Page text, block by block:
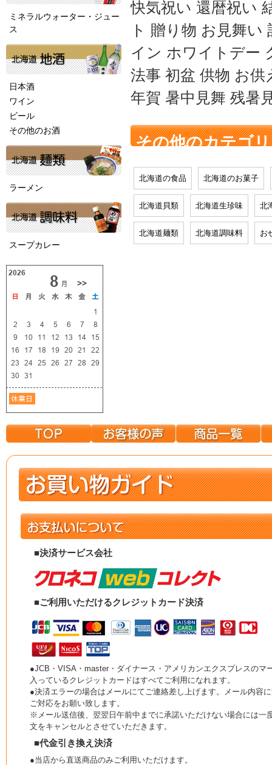
快気祝い 還暦祝い
ト 贈り物 お見舞
イン ホワイトデー
法事 初盆 供物 お供
年賀 暑中見舞 残暑
その他のカテゴリ
北海道の食品 北海道のお菓子
北海道貝類 北海道生珍味 北
北海道麺類 北海道調味料 お
ミネラルウォーター・ジュー
ス
日本酒
ワイン
ビール
その他のお酒
ラーメン
スープカレー
■決済サービス会社
■ご利用いただけるクレジットカード決済
●JCB・VISA・master・ダイナース・アメリカンエクスプレスのマ
入っているクレジットカードはすべてご利用になれます。
●決済エラーの場合はメールにてご連絡差し上げます。メール内容
ご対応をお願い致します。
※メール送信後、翌翌日午前中までに承諾いただけない場合には一
文をキャンセルとさせていただきます。
■代金引き換え決済
●当店から直送商品のみご利用いただけます。